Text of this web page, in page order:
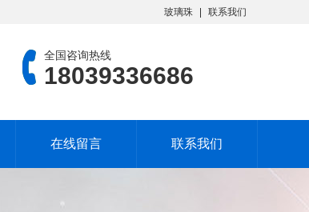
玻璃珠 联系我们
全国咨询热线
18039336686
在线留言 联系我们